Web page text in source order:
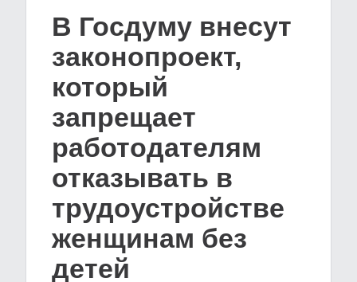
В Госдуму внесут
законопроект,
который
запрещает
работодателям
отказывать в
трудоустройстве
женщинам без
детей